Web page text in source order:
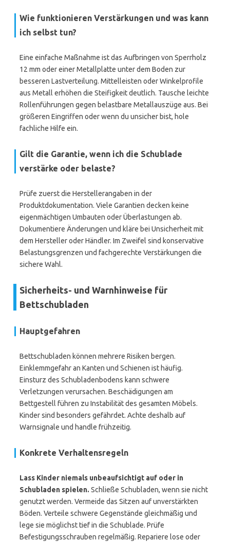
Wie funktionieren Verstärkungen und was kann
ich selbst tun?
Eine einfache Maßnahme ist das Aufbringen von Sperrholz
12 mm oder einer Metallplatte unter dem Boden zur
besseren Lastverteilung. Mittelleisten oder Winkelprofile
aus Metall erhöhen die Steifigkeit deutlich. Tausche leichte
Rollenführungen gegen belastbare Metallauszüge aus. Bei
größeren Eingriffen oder wenn du unsicher bist, hole
fachliche Hilfe ein.
Gilt die Garantie, wenn ich die Schublade
verstärke oder belaste?
Prüfe zuerst die Herstellerangaben in der
Produktdokumentation. Viele Garantien decken keine
eigenmächtigen Umbauten oder Überlastungen ab.
Dokumentiere Änderungen und kläre bei Unsicherheit mit
dem Hersteller oder Händler. Im Zweifel sind konservative
Belastungsgrenzen und fachgerechte Verstärkungen die
sichere Wahl.
Sicherheits- und Warnhinweise für
Bettschubladen
Hauptgefahren
Bettschubladen können mehrere Risiken bergen.
Einklemmgefahr an Kanten und Schienen ist häufig.
Einsturz des Schubladenbodens kann schwere
Verletzungen verursachen. Beschädigungen am
Bettgestell führen zu Instabilität des gesamten Möbels.
Kinder sind besonders gefährdet. Achte deshalb auf
Warnsignale und handle frühzeitig.
Konkrete Verhaltensregeln
Lass Kinder niemals unbeaufsichtigt auf oder in
Schubladen spielen. Schließe Schubladen, wenn sie nicht
genutzt werden. Vermeide das Sitzen auf unverstärkten
Böden. Verteile schwere Gegenstände gleichmäßig und
lege sie möglichst tief in die Schublade. Prüfe
Befestigungsschrauben regelmäßig. Repariere lose oder